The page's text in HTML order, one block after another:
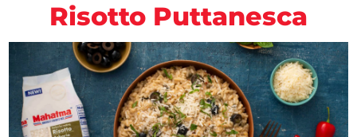
Risotto Puttanesca